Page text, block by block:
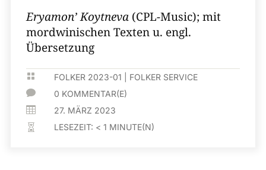
Eryamon’ Koytneva (CPL-Music); mit
mordwinischen Texten u. engl.
Übersetzung
 FOLKER 2023-01 FOLKER SERVICE
 0 KOMMENTAR(E)
 27. MÄRZ 2023
 LESEZEIT: < 1 MINUTE(N)